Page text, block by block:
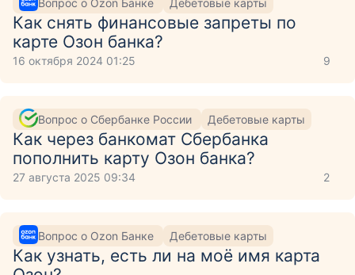
Как снять финансовые запреты по
карте Озон банка?
16 октября 2024 01:25 9
Вопрос о Сбербанке России Дебетовые карты
Как через банкомат Сбербанка
пополнить карту Озон банка?
27 августа 2025 09:34 2
Вопрос о Ozon Банке Дебетовые карты
Как узнать, есть ли на моё имя карта